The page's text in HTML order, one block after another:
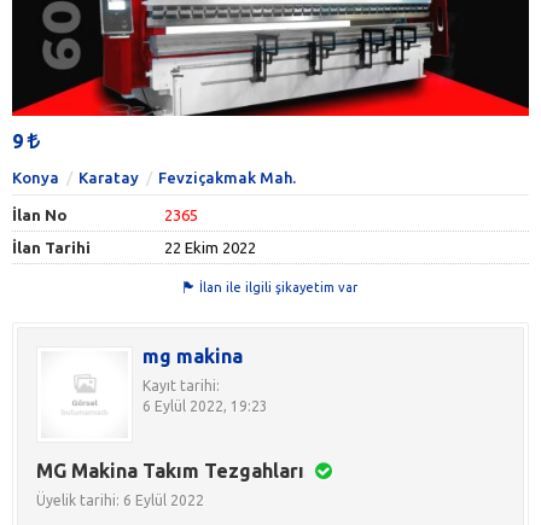
9
Konya Karatay Fevziçakmak Mah.
İlan No
2365
İlan Tarihi
22 Ekim 2022
İlan ile ilgili şikayetim var
mg makina
Kayıt tarihi:
6 Eylül 2022, 19:23
MG Makina Takım Tezgahları
Üyelik tarihi: 6 Eylül 2022